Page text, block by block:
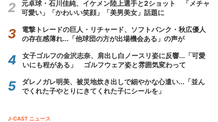
元卓球・石川佳純、イケメン陸上選手と2ショット 「メチャ
可愛い」「かわいい笑顔」「美男美女」話題に
電撃トレードの巨人・リチャード、ソフトバンク・秋広優人
の存在感薄れ...「他球団の方が出場機会ある」の声が
女子ゴルフの金沢志奈、肩出し白ノースリ姿に反響...「可愛
いにも程がある」 ゴルフウェア姿と雰囲気変わって
ダレノガレ明美、被災地炊き出しで細やかな心遣い...「並ん
でくれた子やとりにきてくれた子にシールを」
J-CAST ニュース